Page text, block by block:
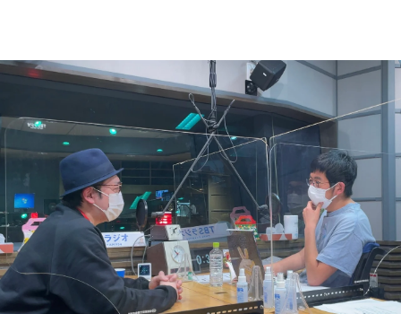
お知らせ
イベント・グッズ
YouTube
会社情報